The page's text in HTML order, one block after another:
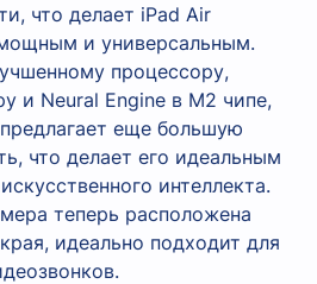
что делает iPad Air
и универсальным.
процессору,
и Neural Engine в M2 чипе,
еще большую
что делает его идеальным
интеллекта.
теперь расположена
идеально подходит для